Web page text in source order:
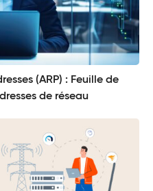
(ARP) : Feuille de
de réseau